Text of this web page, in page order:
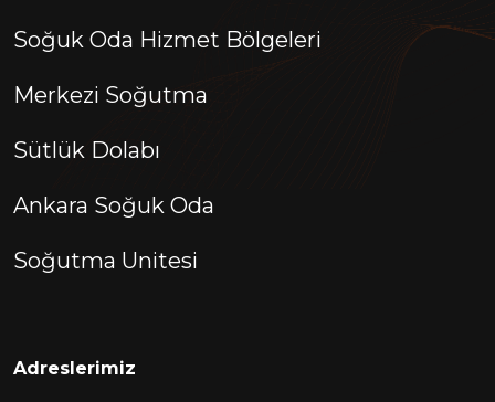
Soğuk Oda Hizmet Bölgeleri
Merkezi Soğutma
Sütlük Dolabı
Ankara Soğuk Oda
Soğutma Unitesi
Adreslerimiz